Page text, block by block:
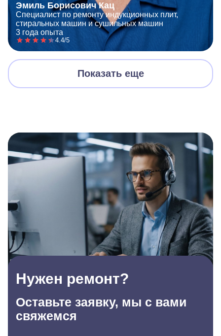
Эмиль Борисович Кац
Специалист по ремонту индукционных плит,
стиральных машин и сушильных машин
3 года опыта
4.4/5
Показать еще
Нужен ремонт?
Оставьте заявку, мы с вами
свяжемся